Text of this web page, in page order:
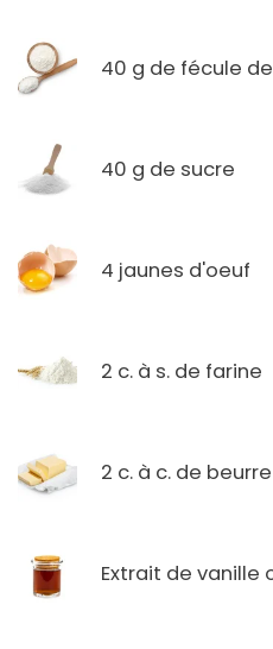
40 g de fécule
40 g de sucre
4 jaunes d'oeuf
2 c. à s. de farine
2 c. à c. de beurre
Extrait de vanille